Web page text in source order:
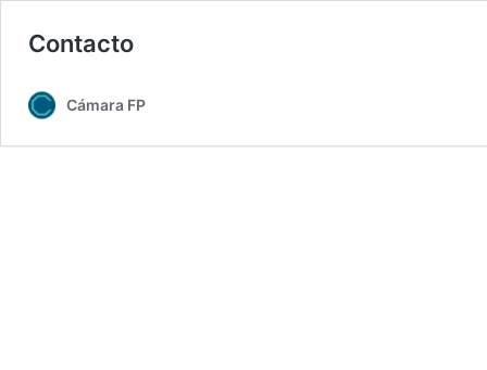
Contacto
Cámara FP